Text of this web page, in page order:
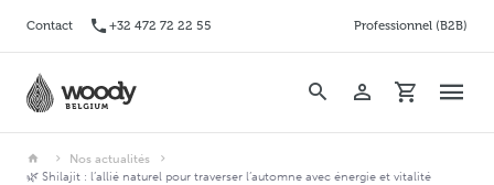
Contact +32 472 72 22 55 Professionnel (B2B)
Nos actualités
🌿 Shilajit : l’allié naturel pour traverser l’automne avec énergie et vitalité